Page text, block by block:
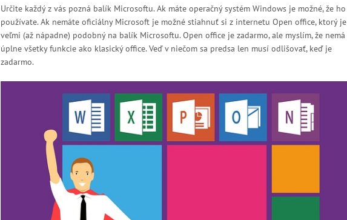
Určite každý z vás pozná balík Microsoftu. Ak máte operačný systém Windows je možné, že ho
používate. Ak nemáte oficiálny Microsoft je možné stiahnuť si z internetu Open office, ktorý je
veľmi (až nápadne) podobný na balík Microsoftu. Open office je zadarmo, ale myslím, že nemá
úplne všetky funkcie ako klasický office. Veď v niečom sa predsa len musí odlišovať, keď je
zadarmo.